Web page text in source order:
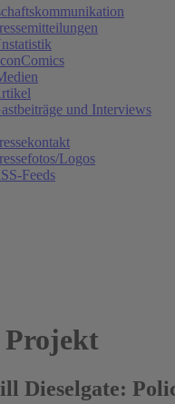
und Interviews
Logos
Feeds
Projekt
Dieselgate: